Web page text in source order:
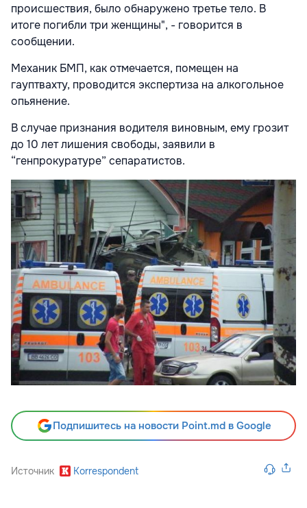
происшествия, было обнаружено третье тело. В
итоге погибли три женщины", - говорится в
сообщении.
Механик БМП, как отмечается, помещен на
гауптвахту, проводится экспертиза на алкогольное
опьянение.
В случае признания водителя виновным, ему грозит
до 10 лет лишения свободы, заявили в
“генпрокуратуре” сепаратистов.
Подпишитесь на новости Point.md в Google
Источник Korrespondent